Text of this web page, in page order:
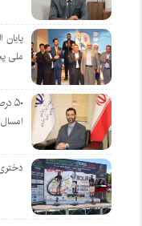
ملی
۵۰